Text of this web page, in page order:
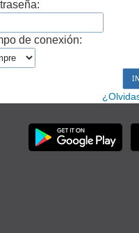
de conexión: